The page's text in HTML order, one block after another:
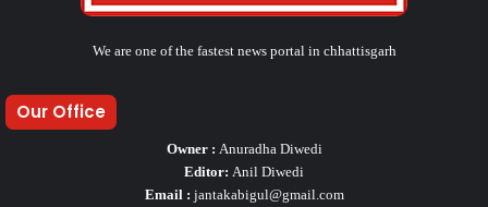
We are one of the fastest news portal in chhattisgarh
Our Office
Owner : Anuradha Diwedi
Editor: Anil Diwedi
Email : jantakabigul@gmail.com